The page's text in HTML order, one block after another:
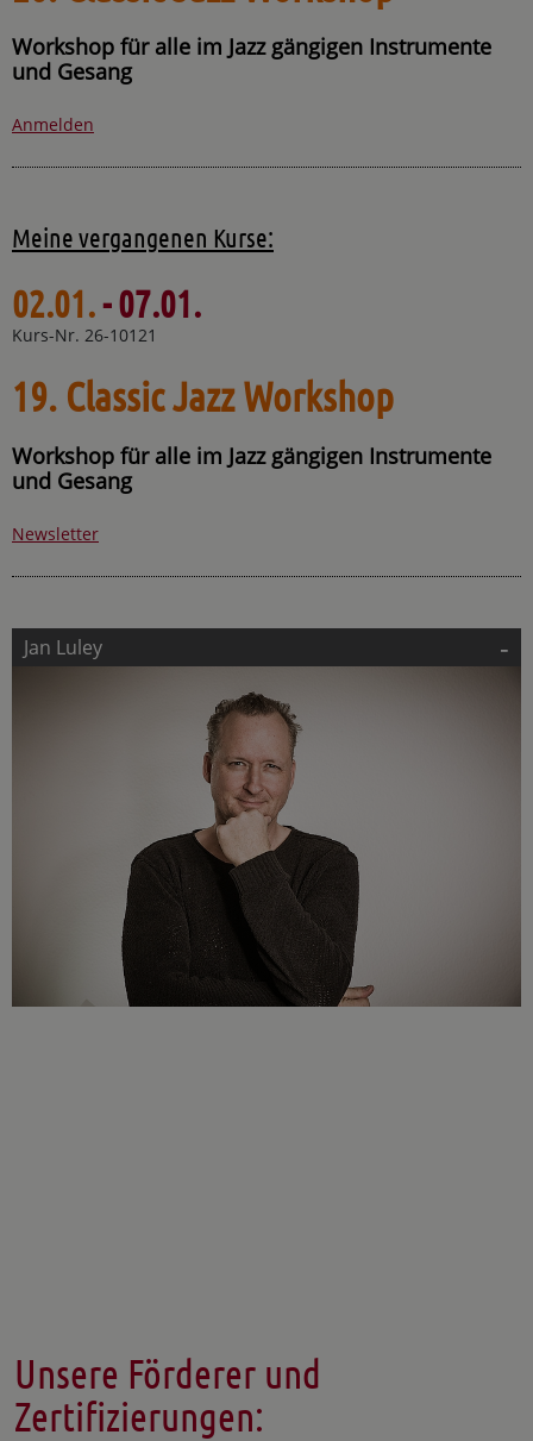
Workshop für alle im Jazz gängigen Instrumente
und Gesang
Anmelden
Meine vergangenen Kurse:
02.01.- 07.01.
Kurs-Nr. 26-10121
19. Classic Jazz Workshop
Workshop für alle im Jazz gängigen Instrumente
und Gesang
Newsletter
Jan Luley -
Unsere Förderer und
Zertifizierungen: